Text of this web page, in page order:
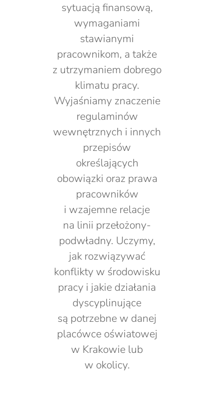
sytuacją finansową,
wymaganiami
stawianymi
pracownikom, a także
z utrzymaniem dobrego
klimatu pracy.
Wyjaśniamy znaczenie
regulaminów
wewnętrznych i innych
przepisów
określających
obowiązki oraz prawa
pracowników
i wzajemne relacje
na linii przełożony-
podwładny. Uczymy,
jak rozwiązywać
konflikty w środowisku
pracy i jakie działania
dyscyplinujące
są potrzebne w danej
placówce oświatowej
w Krakowie lub
w okolicy.